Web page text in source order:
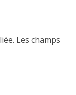
Les champs